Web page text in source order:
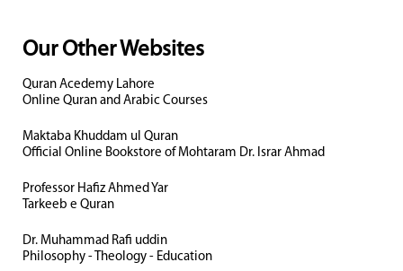
Our Other Websites
Quran Acedemy Lahore
Online Quran and Arabic Courses
Maktaba Khuddam ul Quran
Official Online Bookstore of Mohtaram Dr. Israr Ahmad
Professor Hafiz Ahmed Yar
Tarkeeb e Quran
Dr. Muhammad Rafi uddin
Philosophy - Theology - Education